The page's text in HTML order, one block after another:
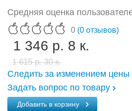
Средняя оценка
0 (0 отзывов)
1 346 р. 8 к.
1 615 р. 30 к.
Следить за изменением цены
Задать вопрос по товару
Добавить в корзину